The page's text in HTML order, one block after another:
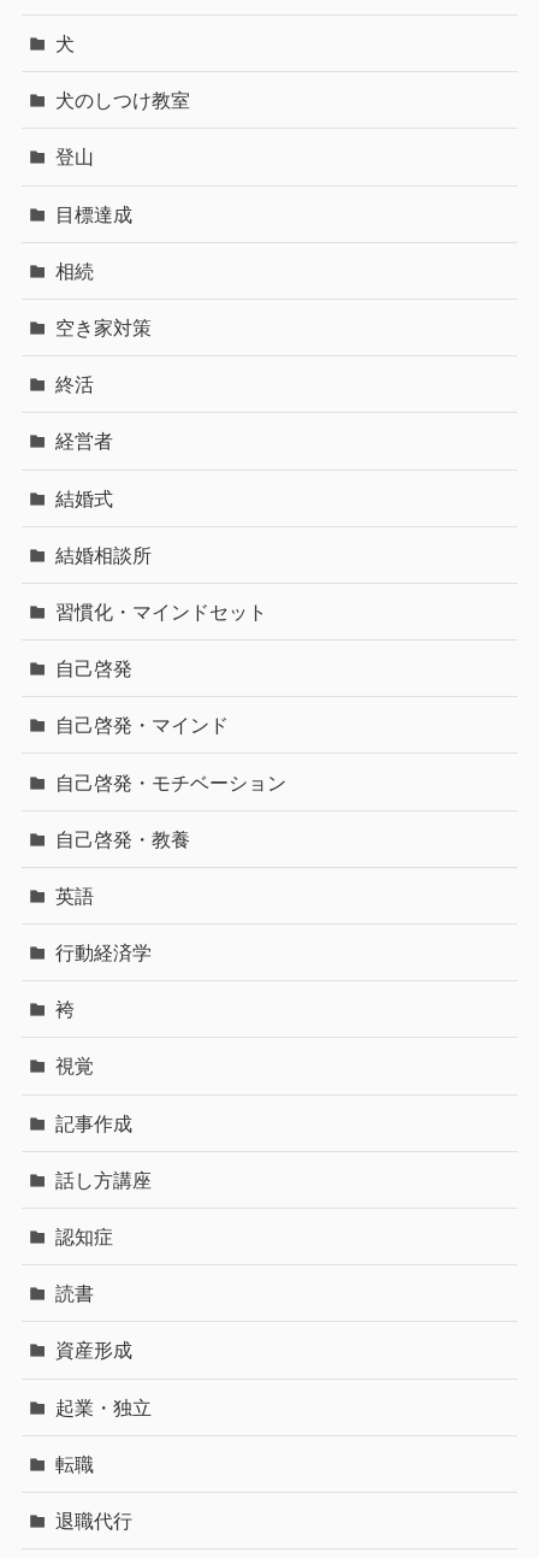
犬
犬のしつけ教室
登山
目標達成
相続
空き家対策
終活
経営者
結婚式
結婚相談所
習慣化・マインドセット
自己啓発
自己啓発・マインド
自己啓発・モチベーション
自己啓発・教養
英語
行動経済学
袴
視覚
記事作成
話し方講座
認知症
読書
資産形成
起業・独立
転職
退職代行